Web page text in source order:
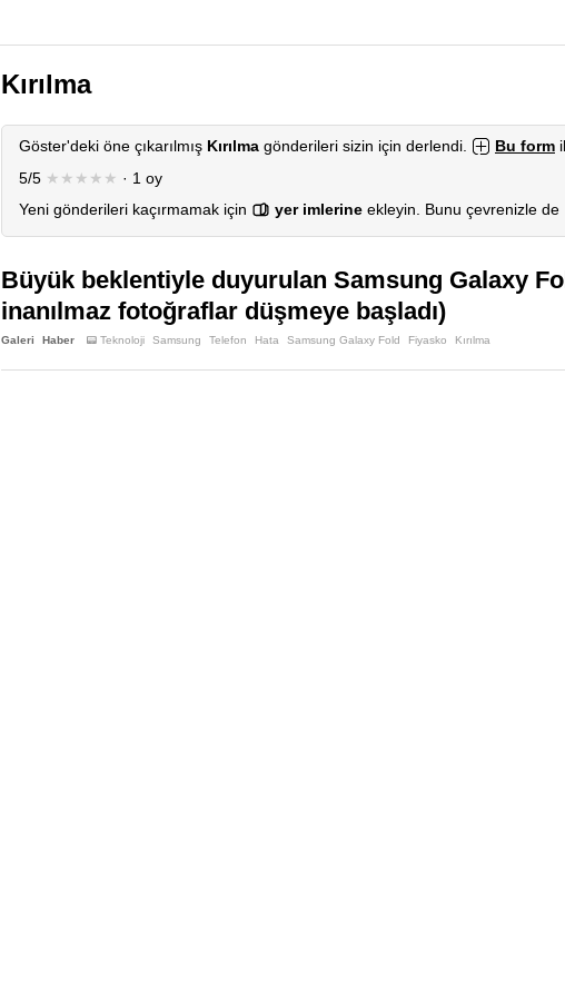
Kırılma
Göster'deki öne çıkarılmış Kırılma gönderileri sizin için derlendi. Bu form
5/5 ★★★★★ · 1 oy
Yeni gönderileri kaçırmamak için
yer imlerine ekleyin. Bunu çevrenizle de
Büyük beklentiyle duyurulan Samsung Galaxy
inanılmaz fotoğraflar düşmeye başladı)
Galeri Haber 📟 Teknoloji Samsung Telefon Hata Samsung Galaxy Fold Fiyasko Kırılma